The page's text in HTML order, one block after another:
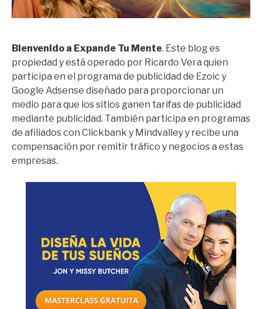
Bienvenido a Expande Tu Mente. Este blog es
propiedad y está operado por Ricardo Vera quien
participa en el programa de publicidad de Ezoic y
Google Adsense diseñado para proporcionar un
medio para que los sitios ganen tarifas de publicidad
mediante publicidad. También participa en programas
de afiliados con Clickbank y Mindvalley y recibe una
compensación por remitir tráfico y negocios a estas
empresas.